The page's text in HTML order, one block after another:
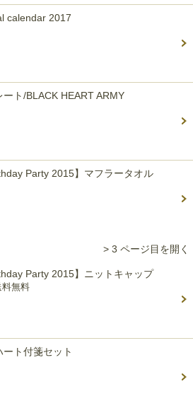
calendar 2017
ート/BLACK HEART ARMY
Party 2015】マフラータオル
> 3 ページ目を開く
Party 2015】ニットキャップ
料無料
ート付箋セット